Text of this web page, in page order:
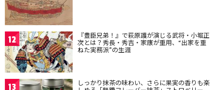
12 『豊臣兄弟！』で萩原護が演じる武将・小堀正
次とは？秀長・秀吉・家康が重用、“出家を重
ねた実務派”の生涯
13 しっかり抹茶の味わい、さらに果実の香りも楽